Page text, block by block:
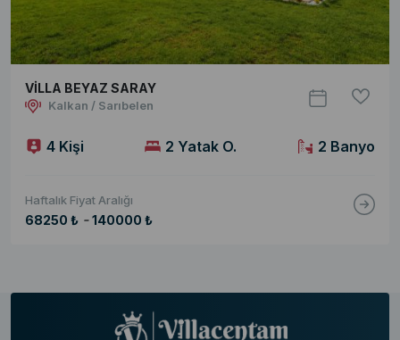
VİLLA BEYAZ SARAY
Kalkan / Sarıbelen
4 Kişi 2 Yatak O. 2 Banyo
Haftalık Fiyat Aralığı
68250 ₺ - 140000 ₺